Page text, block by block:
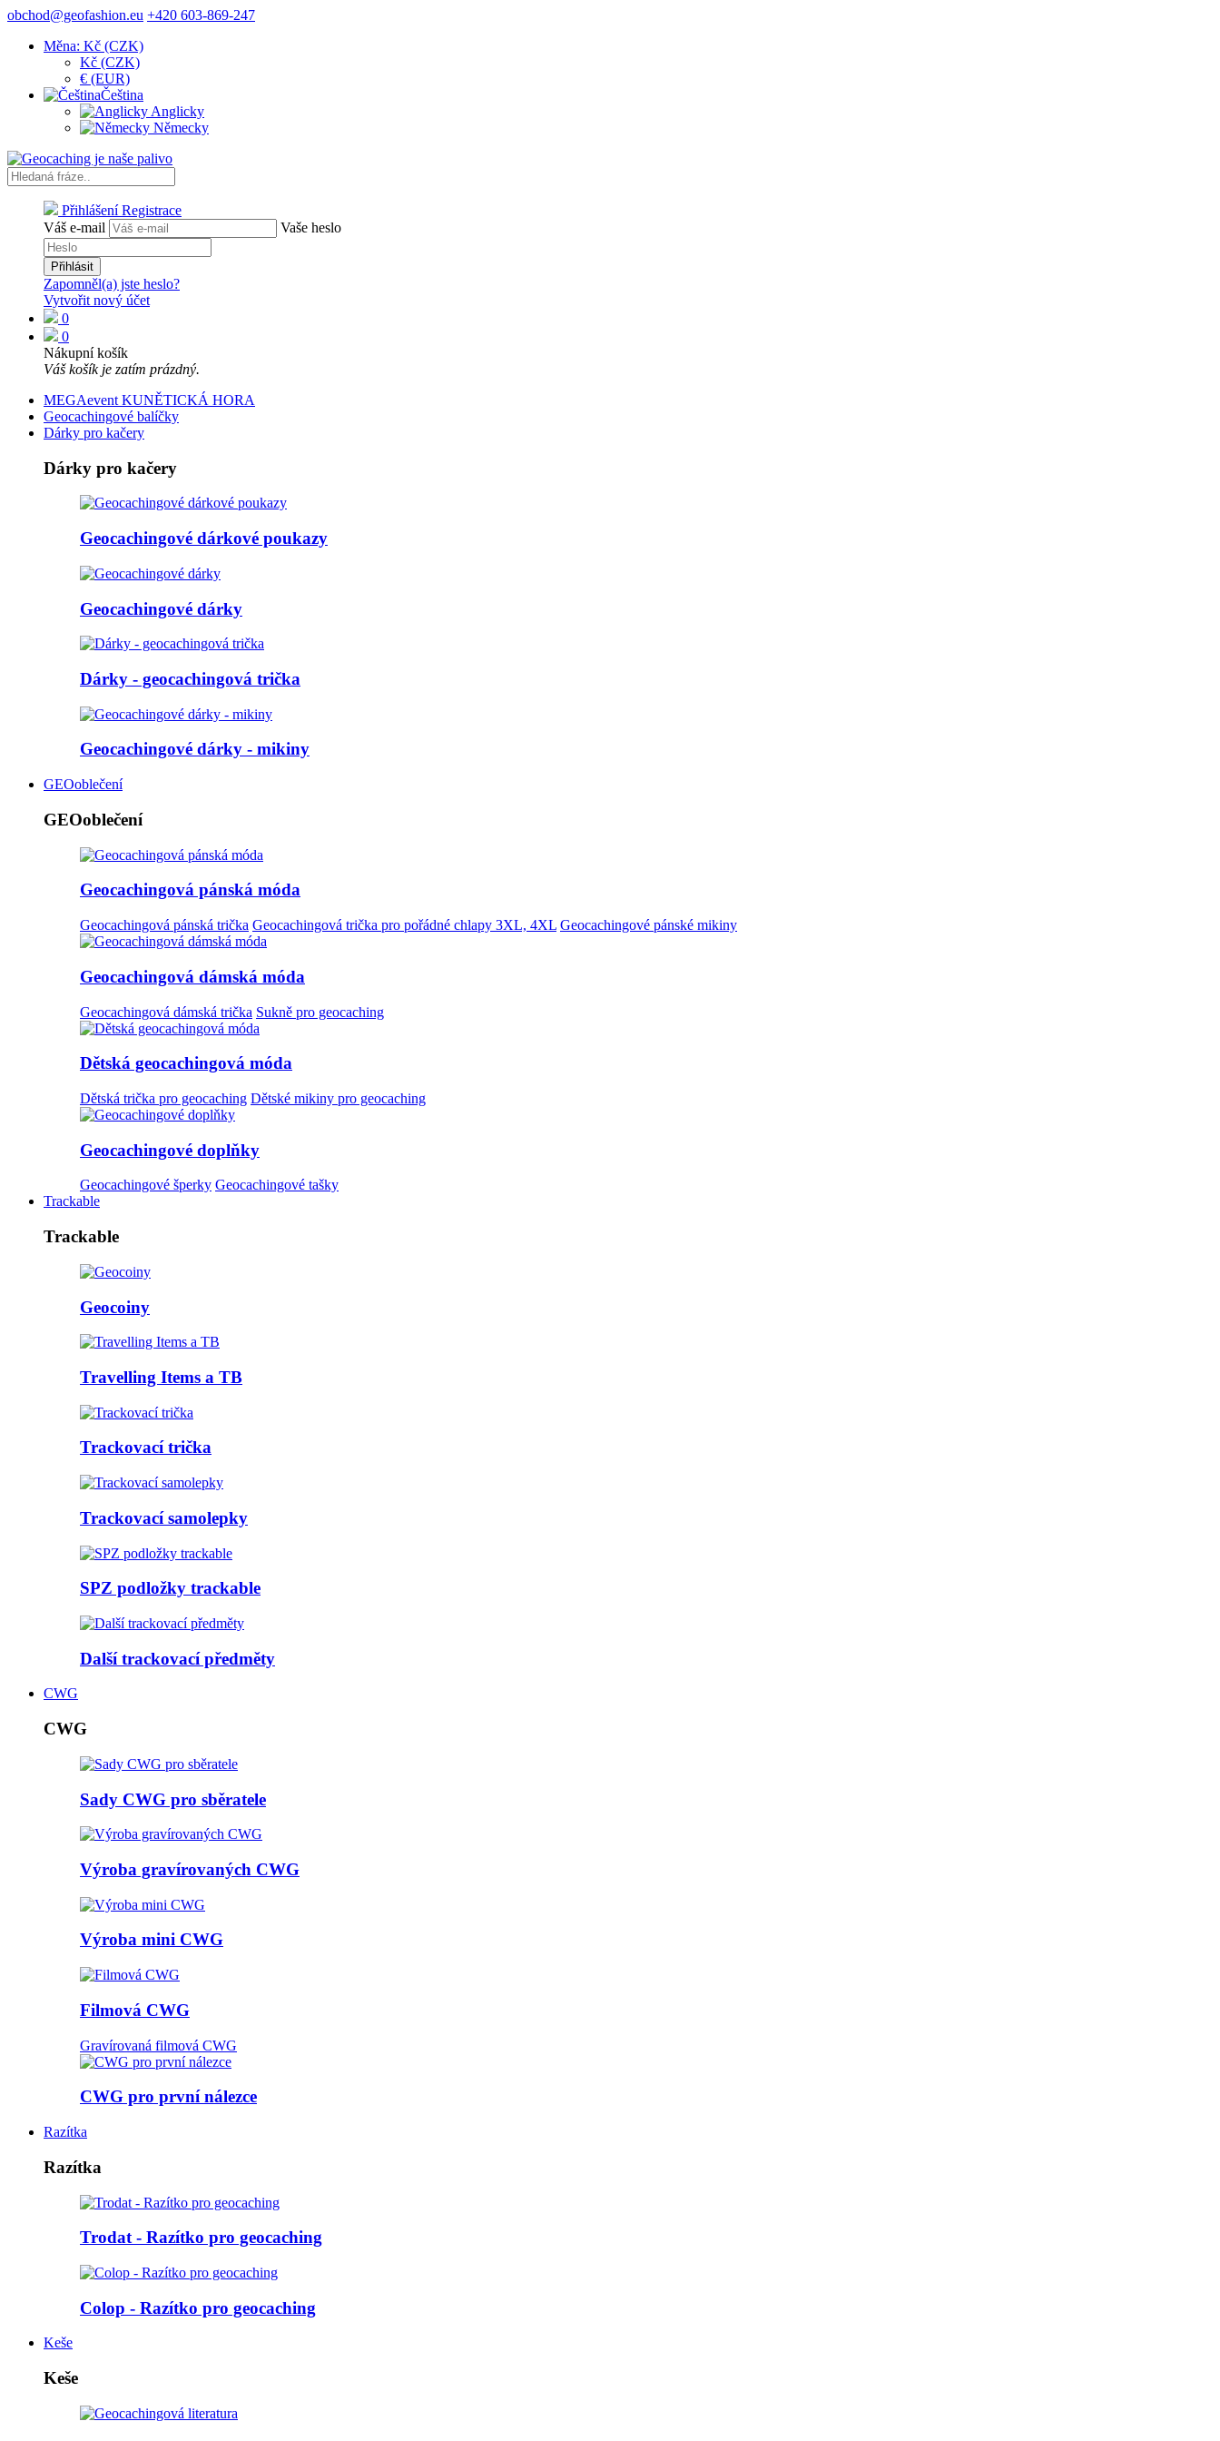
obchod@geofashion.eu +420 603-869-247
Měna: Kč (CZK)
Kč (CZK)
€ (EUR)
Čeština
Anglicky
Německy
Přihlášení Registrace
Váš e-mail
Vaše heslo
Přihlásit
Zapomněl(a) jste heslo?
Vytvořit nový účet
0
0
Nákupní košík
Váš košík je zatím prázdný.
MEGAevent KUNĚTICKÁ HORA
Geocachingové balíčky
Dárky pro kačery
Dárky pro kačery
Geocachingové dárkové poukazy
Geocachingové dárky
Dárky - geocachingová trička
Geocachingové dárky - mikiny
GEOoblečení
GEOoblečení
Geocachingová pánská móda
Geocachingová pánská trička Geocachingová trička pro pořádné chlapy 3XL, 4XL Geocachingové pánské mikiny
Geocachingová dámská móda
Geocachingová dámská trička Sukně pro geocaching
Dětská geocachingová móda
Dětská trička pro geocaching Dětské mikiny pro geocaching
Geocachingové doplňky
Geocachingové šperky Geocachingové tašky
Trackable
Trackable
Geocoiny
Travelling Items a TB
Trackovací trička
Trackovací samolepky
SPZ podložky trackable
Další trackovací předměty
CWG
CWG
Sady CWG pro sběratele
Výroba gravírovaných CWG
Výroba mini CWG
Filmová CWG
Gravírovaná filmová CWG
CWG pro první nálezce
Razítka
Razítka
Trodat - Razítko pro geocaching
Colop - Razítko pro geocaching
Keše
Keše